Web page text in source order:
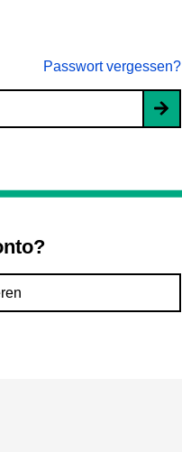
Passwort vergessen?